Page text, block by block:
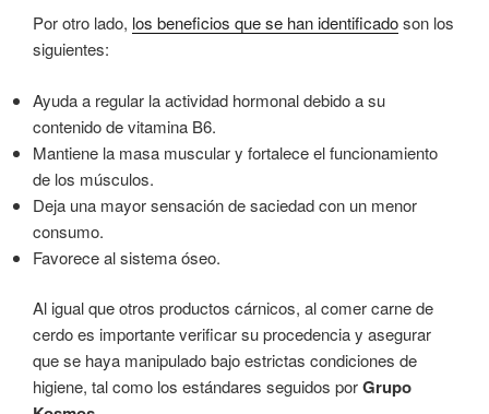
Por otro lado, los beneficios que se han identificadoson los
siguientes:
Ayuda a regular la actividad hormonal debido a su
contenido de vitamina B6.
Mantiene la masa muscular y fortalece el funcionamiento
de los músculos.
Deja una mayor sensación de saciedad con un menor
consumo.
Favorece al sistema óseo.
Al igual que otros productos cárnicos, al comer carne de
cerdo es importante verificar su procedencia y asegurar
que se haya manipulado bajo estrictas condiciones de
higiene, tal como los estándares seguidos porGrupo